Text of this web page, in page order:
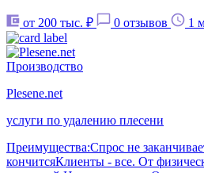
от 200 тыс. ₽ 0 отзывов 1
Производство
Plesene.net
услуги по удалению плесени
Преимущества:Спрос не
кончитсяКлиенты - все. От